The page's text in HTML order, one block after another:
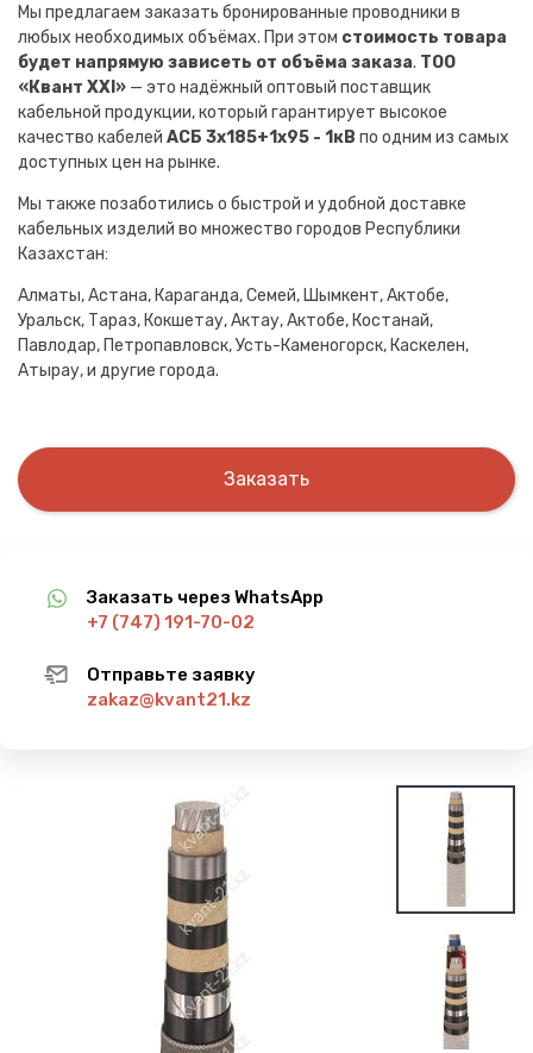
Мы предлагаем заказать бронированные проводники в
любых необходимых объёмах. При этом стоимость товара
будет напрямую зависеть от объёма заказа. ТОО
«Квант XXI» — это надёжный оптовый поставщик
кабельной продукции, который гарантирует высокое
качество кабелей АСБ 3х185+1х95 - 1кВ по одним из самых
доступных цен на рынке.
Мы также позаботились о быстрой и удобной доставке
кабельных изделий во множество городов Республики
Казахстан:
Алматы, Астана, Караганда, Семей, Шымкент, Актобе,
Уральск, Тараз, Кокшетау, Актау, Актобе, Костанай,
Павлодар, Петропавловск, Усть-Каменогорск, Каскелен,
Атырау, и другие города.
Заказать
Заказать через WhatsApp
+7 (747) 191-70-02
Отправьте заявку
zakaz@kvant21.kz